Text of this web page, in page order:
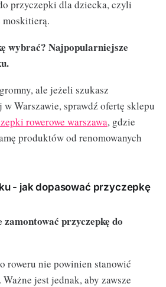
przyczepki dla dziecka, czyli
wybrać? Najpopularniejsze
ale jeżeli szukasz
Warszawie, sprawdź ofertę sklepu
rowerowe warszawa, gdzie
produktów od renomowanych
- jak dopasować przyczepkę
zamontować przyczepkę do
roweru nie powinien stanowić
jest jednak, aby zawsze